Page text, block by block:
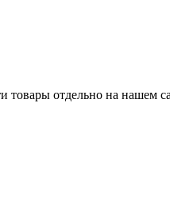
отдельно на нашем